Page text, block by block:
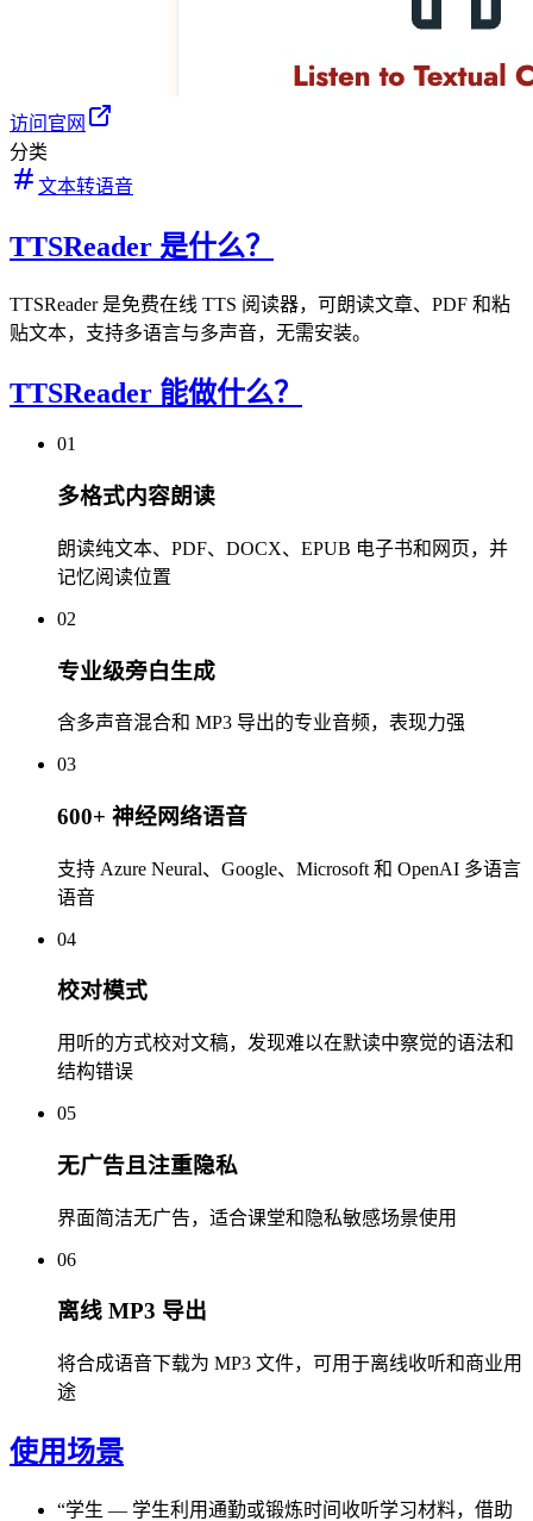
访问官网
分类
文本转语音
TTSReader 是什么？
TTSReader 是免费在线 TTS 阅读器，可朗读文章、PDF 和粘
贴文本，支持多语言与多声音，无需安装。
TTSReader 能做什么？
01
多格式内容朗读
朗读纯文本、PDF、DOCX、EPUB 电子书和网页，并
记忆阅读位置
02
专业级旁白生成
含多声音混合和 MP3 导出的专业音频，表现力强
03
600+ 神经网络语音
支持 Azure Neural、Google、Microsoft 和 OpenAI 多语言
语音
04
校对模式
用听的方式校对文稿，发现难以在默读中察觉的语法和
结构错误
05
无广告且注重隐私
界面简洁无广告，适合课堂和隐私敏感场景使用
06
离线 MP3 导出
将合成语音下载为 MP3 文件，可用于离线收听和商业用
途
使用场景
“学生 — 学生利用通勤或锻炼时间收听学习材料，借助